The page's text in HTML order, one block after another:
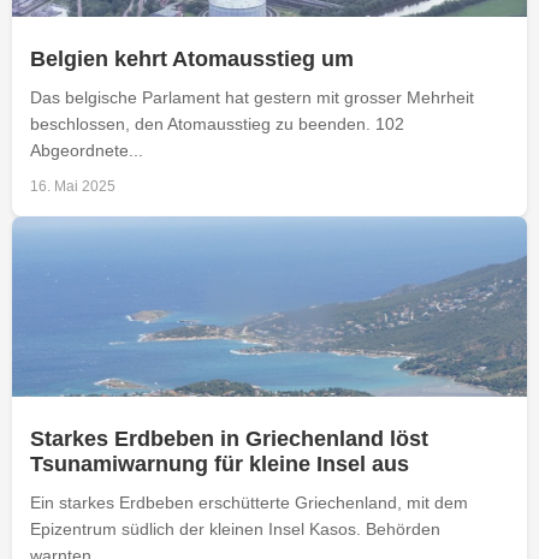
Belgien kehrt Atomausstieg um
Das belgische Parlament hat gestern mit grosser Mehrheit
beschlossen, den Atomausstieg zu beenden. 102
Abgeordnete...
16. Mai 2025
Starkes Erdbeben in Griechenland löst
Tsunamiwarnung für kleine Insel aus
Ein starkes Erdbeben erschütterte Griechenland, mit dem
Epizentrum südlich der kleinen Insel Kasos. Behörden